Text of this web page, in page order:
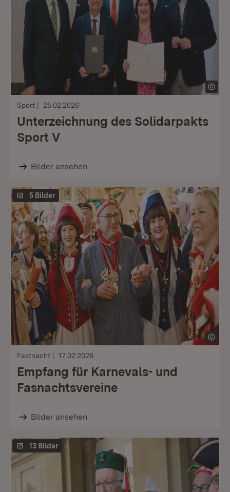
Sport 25.02.2026
Unterzeichnung des Solidarpakts
Sport V
Bilder ansehen
5 Bilder
Fastnacht 17.02.2026
Empfang für Karnevals- und
Fasnachtsvereine
Bilder ansehen
13 Bilder